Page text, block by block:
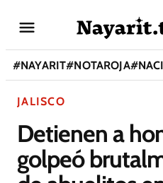
#NAYARIT#NOTAROJA#
JALISCO
Detienen a
golpeó